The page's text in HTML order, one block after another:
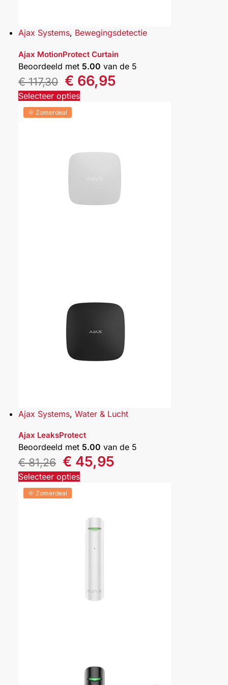
Ajax Systems, Bewegingsdetectie
Ajax MotionProtect Curtain
Beoordeeld met 5.00 van de 5
€117,30 € 66,95
Selecteer opties
🌞 Zomerdeal
Ajax Systems, Water & Lucht
Ajax LeaksProtect
Beoordeeld met 5.00 van de 5
€81,26 € 45,95
Selecteer opties
🌞 Zomerdeal